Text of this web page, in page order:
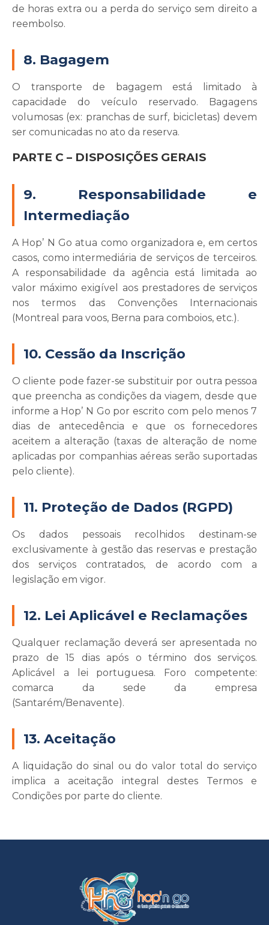
de horas extra ou a perda do serviço sem direito a
reembolso.
8. Bagagem
O transporte de bagagem está limitado à
capacidade do veículo reservado. Bagagens
volumosas (ex: pranchas de surf, bicicletas) devem
ser comunicadas no ato da reserva.
PARTE C – DISPOSIÇÕES GERAIS
9. Responsabilidade e
Intermediação
A Hop’ N Go atua como organizadora e, em certos
casos, como intermediária de serviços de terceiros.
A responsabilidade da agência está limitada ao
valor máximo exigível aos prestadores de serviços
nos termos das Convenções Internacionais
(Montreal para voos, Berna para comboios, etc.).
10. Cessão da Inscrição
O cliente pode fazer-se substituir por outra pessoa
que preencha as condições da viagem, desde que
informe a Hop’ N Go por escrito com pelo menos 7
dias de antecedência e que os fornecedores
aceitem a alteração (taxas de alteração de nome
aplicadas por companhias aéreas serão suportadas
pelo cliente).
11. Proteção de Dados (RGPD)
Os dados pessoais recolhidos destinam-se
exclusivamente à gestão das reservas e prestação
dos serviços contratados, de acordo com a
legislação em vigor.
12. Lei Aplicável e Reclamações
Qualquer reclamação deverá ser apresentada no
prazo de 15 dias após o término dos serviços.
Aplicável a lei portuguesa. Foro competente:
comarca da sede da empresa
(Santarém/Benavente).
13. Aceitação
A liquidação do sinal ou do valor total do serviço
implica a aceitação integral destes Termos e
Condições por parte do cliente.